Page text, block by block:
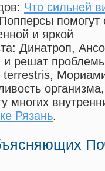
Что сильней
помогут
и яркой
: Динатроп,
и решат
terrestris,
многих
Рязань.